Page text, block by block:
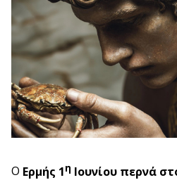
Ο Ερμής 1η Ιουνίου περνά